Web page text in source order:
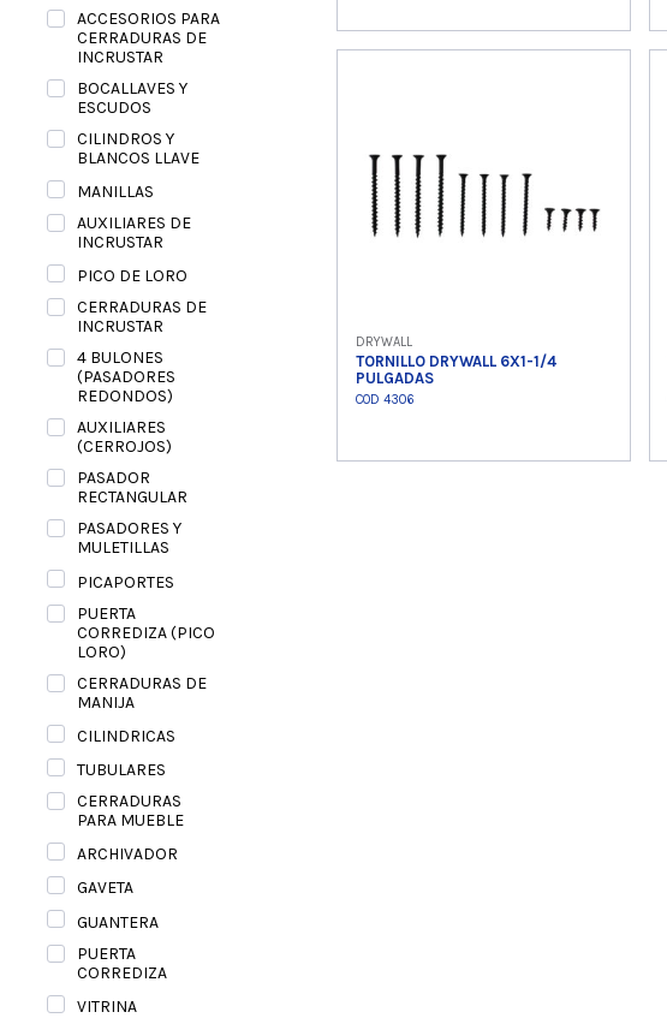
ACCESORIOS PARA
CERRADURAS DE
INCRUSTAR
BOCALLAVES Y
ESCUDOS
CILINDROS Y
BLANCOS LLAVE
MANILLAS
AUXILIARES DE
INCRUSTAR
PICO DE LORO
CERRADURAS DE
INCRUSTAR
4 BULONES
(PASADORES
REDONDOS)
AUXILIARES
(CERROJOS)
PASADOR
RECTANGULAR
PASADORES Y
MULETILLAS
PICAPORTES
PUERTA
CORREDIZA (PICO
LORO)
CERRADURAS DE
MANIJA
CILINDRICAS
TUBULARES
CERRADURAS
PARA MUEBLE
ARCHIVADOR
GAVETA
GUANTERA
PUERTA
CORREDIZA
VITRINA
DRYWALL
TORNILLO DRYWALL 6X1-1/4
PULGADAS
COD 4306